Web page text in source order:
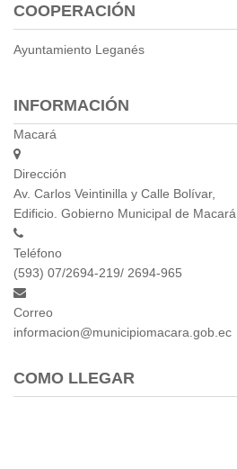
COOPERACIÓN
Ayuntamiento Leganés
INFORMACIÓN
Macará
Dirección
Av. Carlos Veintinilla y Calle Bolívar,
Edificio. Gobierno Municipal de Macará
Teléfono
(593) 07/2694-219/ 2694-965
Correo
informacion@municipiomacara.gob.ec
COMO LLEGAR